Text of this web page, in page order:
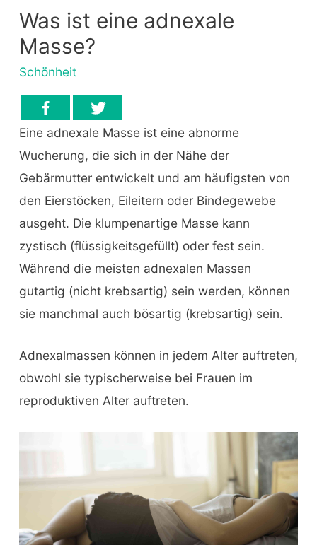
Was ist eine adnexale
Masse?
Schönheit
Eine adnexale Masse ist eine abnorme
Wucherung, die sich in der Nähe der
Gebärmutter entwickelt und am häufigsten von
den Eierstöcken, Eileitern oder Bindegewebe
ausgeht. Die klumpenartige Masse kann
zystisch (flüssigkeitsgefüllt) oder fest sein.
Während die meisten adnexalen Massen
gutartig (nicht krebsartig) sein werden, können
sie manchmal auch bösartig (krebsartig) sein.
Adnexalmassen können in jedem Alter auftreten,
obwohl sie typischerweise bei Frauen im
reproduktiven Alter auftreten.